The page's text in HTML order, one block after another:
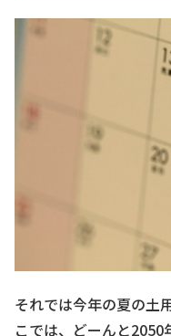
それでは今年の夏の土
こでは、どーんと